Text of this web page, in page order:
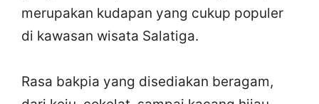
merupakan kudapan yang cukup populer
di kawasan wisata Salatiga.
Rasa bakpia yang disediakan beragam,